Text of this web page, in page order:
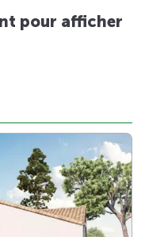
pour afficher